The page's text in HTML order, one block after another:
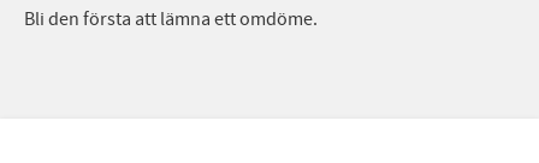
Bli den första att lämna ett omdöme.